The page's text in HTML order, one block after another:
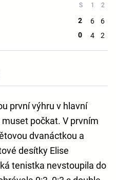
2 6
6
0 4 2
první výhru v hlavní
počkat. V prvním
dvanáctkou a
desítky Elise
tenistka nevstoupila do